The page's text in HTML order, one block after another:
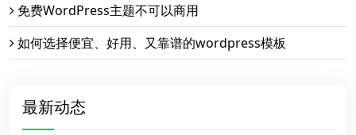
免费WordPress主题不可以商用
如何选择便宜、好用、又靠谱的wordpress模板
最新动态